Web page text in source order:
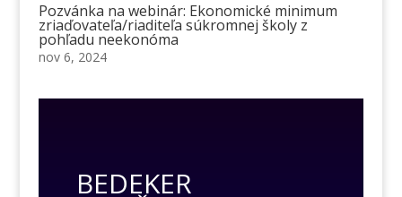
Pozvánka na webinár: Ekonomické minimum
zriaďovateľa/riaditeľa súkromnej školy z
pohľadu neekonóma
nov 6, 2024
BEDEKER